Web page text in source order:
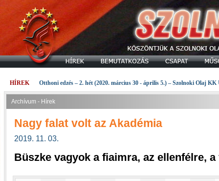
HÍREK Otthoni edzés – 2. hét (2020. március 30 - április 5.) – Szolnoki Olaj KK
Archívum - Hírek
Nagy falat volt az Akadémia
2019. 11. 03.
Büszke vagyok a fiaimra, az ellenfélre,